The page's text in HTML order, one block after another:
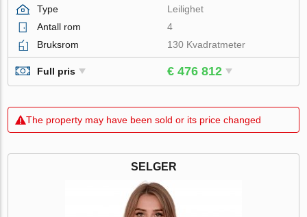
Type
Leilighet
Antall rom
4
Bruksrom
130 Kvadratmeter
Full pris € 476 812
The property may have been sold or its price changed
SELGER